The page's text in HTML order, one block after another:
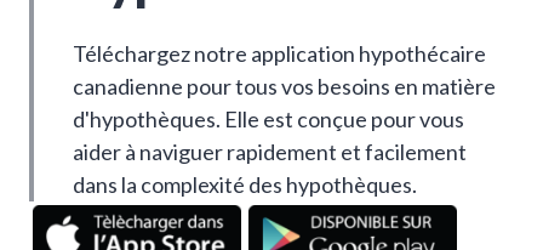
Téléchargez notre application hypothécaire
canadienne pour tous vos besoins en matière
d'hypothèques. Elle est conçue pour vous
aider à naviguer rapidement et facilement
dans la complexité des hypothèques.